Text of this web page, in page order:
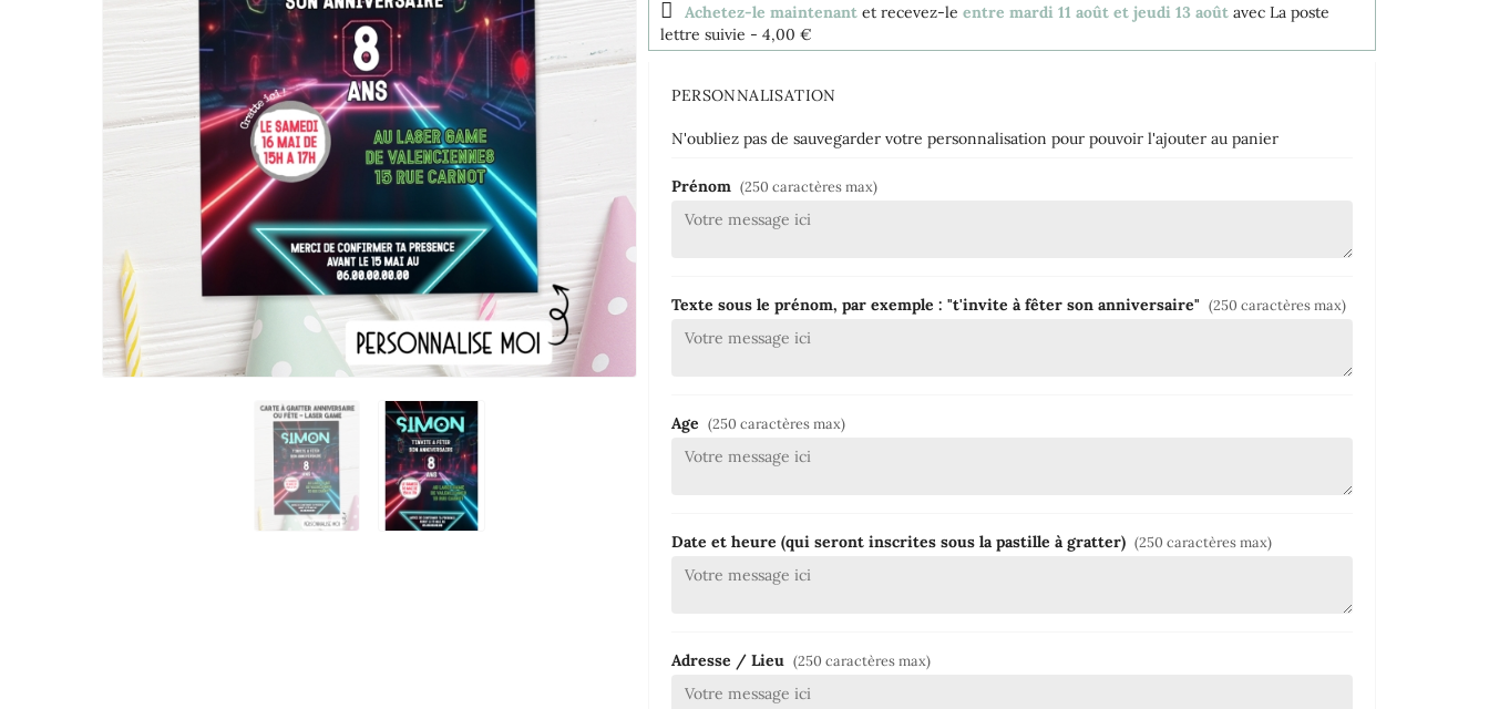
Achetez-le maintenant et recevez-leentre mardi 11 août et jeudi 13 août avec La poste
lettre suivie - 4,00 €
PERSONNALISATION
N'oubliez pas de sauvegarder votre personnalisation pour pouvoir l'ajouter au panier
Prénom (250 caractères max)
Texte sous le prénom, par exemple : "t'invite à fêter son anniversaire" (250 caractères max)
Age (250 caractères max)
Date et heure (qui seront inscrites sous la pastille à gratter) (250 caractères max)
Adresse / Lieu (250 caractères max)